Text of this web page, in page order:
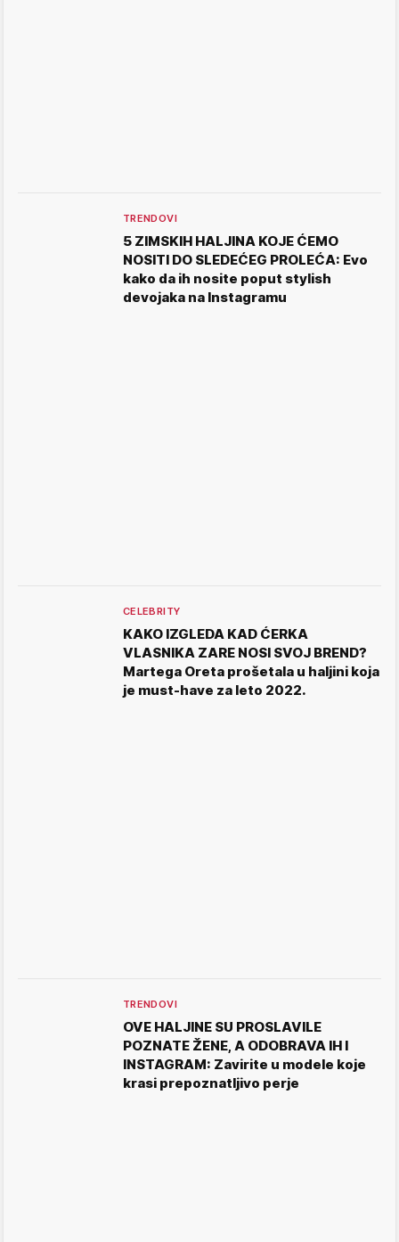
TRENDOVI
5 ZIMSKIH HALJINA KOJE ĆEMO
NOSITI DO SLEDEĆEG PROLEĆA: Evo
kako da ih nosite poput stylish
devojaka na Instagramu
CELEBRITY
KAKO IZGLEDA KAD ĆERKA
VLASNIKA ZARE NOSI SVOJ BREND?
Martega Oreta prošetala u haljini koja
je must-have za leto 2022.
TRENDOVI
OVE HALJINE SU PROSLAVILE
POZNATE ŽENE, A ODOBRAVA IH I
INSTAGRAM: Zavirite u modele koje
krasi prepoznatljivo perje